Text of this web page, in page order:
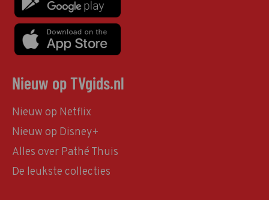
Nieuw op TVgids.nl
Nieuw op Netflix
Nieuw op Disney+
Alles over Pathé Thuis
De leukste collecties